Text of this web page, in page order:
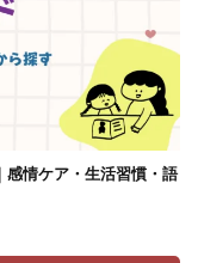
感情ケア・生活習慣・語